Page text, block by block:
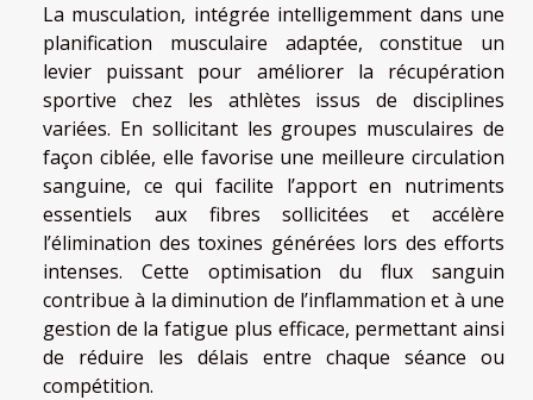
La musculation, intégrée intelligemment dans une
planification musculaire adaptée, constitue un
levier puissant pour améliorer la récupération
sportive chez les athlètes issus de disciplines
variées. En sollicitant les groupes musculaires de
façon ciblée, elle favorise une meilleure circulation
sanguine, ce qui facilite l’apport en nutriments
essentiels aux fibres sollicitées et accélère
l’élimination des toxines générées lors des efforts
intenses. Cette optimisation du flux sanguin
contribue à la diminution de l’inflammation et à une
gestion de la fatigue plus efficace, permettant ainsi
de réduire les délais entre chaque séance ou
compétition.